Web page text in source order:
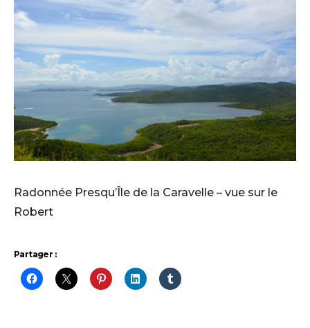
Radonnée Presqu’Île de la Caravelle – vue sur le
Robert
Partager :